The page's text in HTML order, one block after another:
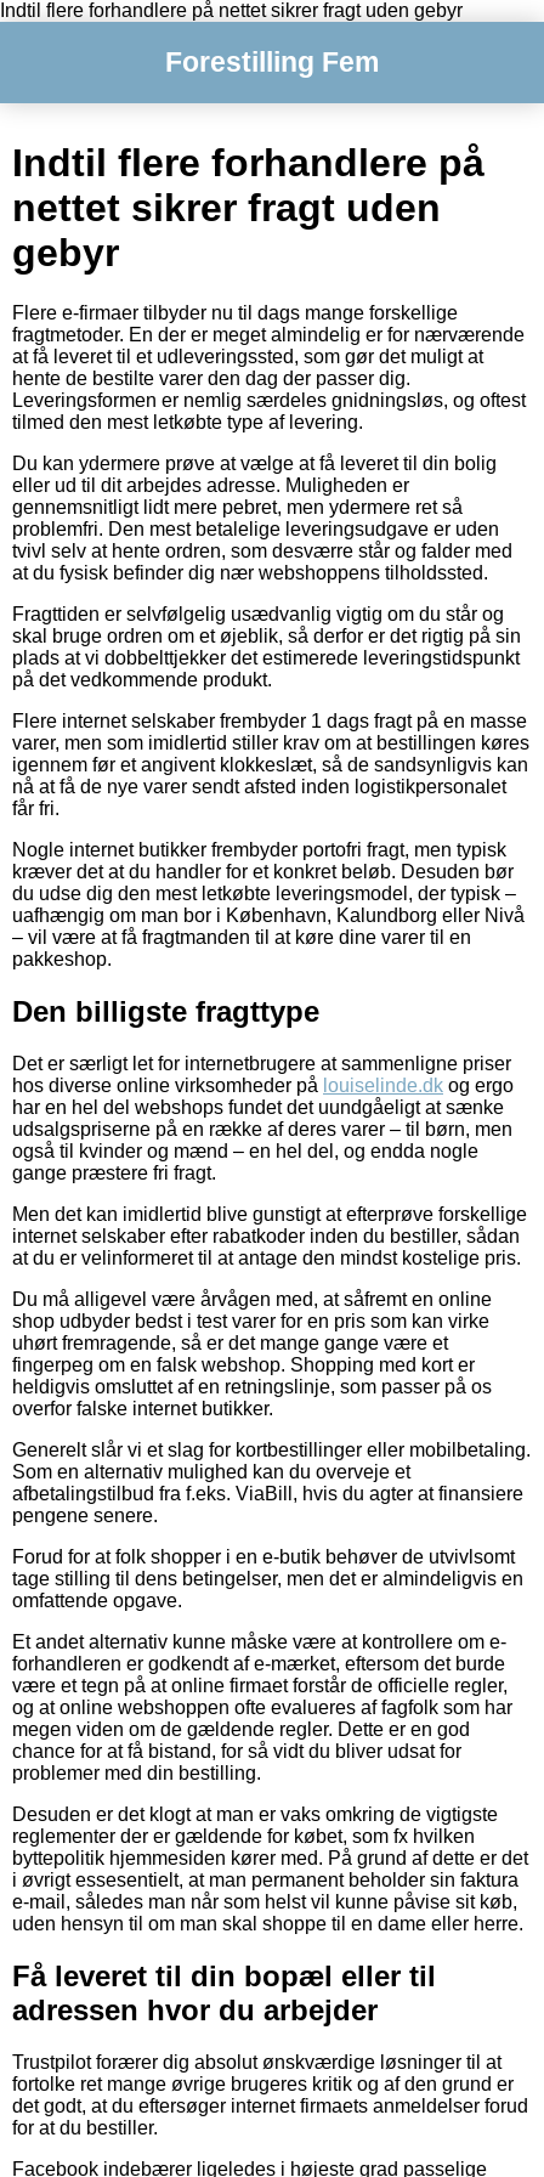
Indtil flere forhandlere på nettet sikrer fragt uden gebyr
Forestilling Fem
Indtil flere forhandlere på
nettet sikrer fragt uden
gebyr
Flere e-firmaer tilbyder nu til dags mange forskellige
fragtmetoder. En der er meget almindelig er for nærværende
at få leveret til et udleveringssted, som gør det muligt at
hente de bestilte varer den dag der passer dig.
Leveringsformen er nemlig særdeles gnidningsløs, og oftest
tilmed den mest letkøbte type af levering.
Du kan ydermere prøve at vælge at få leveret til din bolig
eller ud til dit arbejdes adresse. Muligheden er
gennemsnitligt lidt mere pebret, men ydermere ret så
problemfri. Den mest betalelige leveringsudgave er uden
tvivl selv at hente ordren, som desværre står og falder med
at du fysisk befinder dig nær webshoppens tilholdssted.
Fragttiden er selvfølgelig usædvanlig vigtig om du står og
skal bruge ordren om et øjeblik, så derfor er det rigtig på sin
plads at vi dobbelttjekker det estimerede leveringstidspunkt
på det vedkommende produkt.
Flere internet selskaber frembyder 1 dags fragt på en masse
varer, men som imidlertid stiller krav om at bestillingen køres
igennem før et angivent klokkeslæt, så de sandsynligvis kan
nå at få de nye varer sendt afsted inden logistikpersonalet
får fri.
Nogle internet butikker frembyder portofri fragt, men typisk
kræver det at du handler for et konkret beløb. Desuden bør
du udse dig den mest letkøbte leveringsmodel, der typisk –
uafhængig om man bor i København, Kalundborg eller Nivå
– vil være at få fragtmanden til at køre dine varer til en
pakkeshop.
Den billigste fragttype
Det er særligt let for internetbrugere at sammenligne priser
hos diverse online virksomheder på louiselinde.dk og ergo
har en hel del webshops fundet det uundgåeligt at sænke
udsalgspriserne på en række af deres varer – til børn, men
også til kvinder og mænd – en hel del, og endda nogle
gange præstere fri fragt.
Men det kan imidlertid blive gunstigt at efterprøve forskellige
internet selskaber efter rabatkoder inden du bestiller, sådan
at du er velinformeret til at antage den mindst kostelige pris.
Du må alligevel være årvågen med, at såfremt en online
shop udbyder bedst i test varer for en pris som kan virke
uhørt fremragende, så er det mange gange være et
fingerpeg om en falsk webshop. Shopping med kort er
heldigvis omsluttet af en retningslinje, som passer på os
overfor falske internet butikker.
Generelt slår vi et slag for kortbestillinger eller mobilbetaling.
Som en alternativ mulighed kan du overveje et
afbetalingstilbud fra f.eks. ViaBill, hvis du agter at finansiere
pengene senere.
Forud for at folk shopper i en e-butik behøver de utvivlsomt
tage stilling til dens betingelser, men det er almindeligvis en
omfattende opgave.
Et andet alternativ kunne måske være at kontrollere om e-
forhandleren er godkendt af e-mærket, eftersom det burde
være et tegn på at online firmaet forstår de officielle regler,
og at online webshoppen ofte evalueres af fagfolk som har
megen viden om de gældende regler. Dette er en god
chance for at få bistand, for så vidt du bliver udsat for
problemer med din bestilling.
Desuden er det klogt at man er vaks omkring de vigtigste
reglementer der er gældende for købet, som fx hvilken
byttepolitik hjemmesiden kører med. På grund af dette er det
i øvrigt essesentielt, at man permanent beholder sin faktura
e-mail, således man når som helst vil kunne påvise sit køb,
uden hensyn til om man skal shoppe til en dame eller herre.
Få leveret til din bopæl eller til
adressen hvor du arbejder
Trustpilot forærer dig absolut ønskværdige løsninger til at
fortolke ret mange øvrige brugeres kritik og af den grund er
det godt, at du eftersøger internet firmaets anmeldelser forud
for at du bestiller.
Facebook indebærer ligeledes i højeste grad passelige